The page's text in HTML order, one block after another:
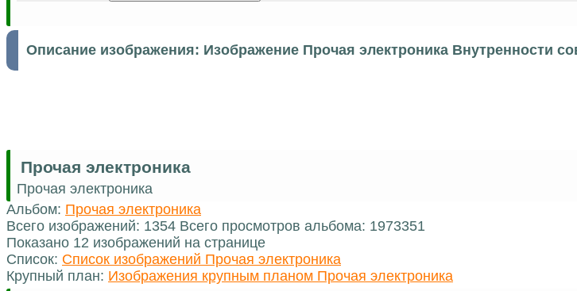
Описание изображения: Изображение Прочая электроника Внутренности
Прочая электроника
Прочая электроника
Альбом: Прочая электроника
Всего изображений: 1354 Всего просмотров альбома: 1973351
Показано 12 изображений на странице
Список: Список изображений Прочая электроника
Крупный план: Изображения крупным планом Прочая электроника